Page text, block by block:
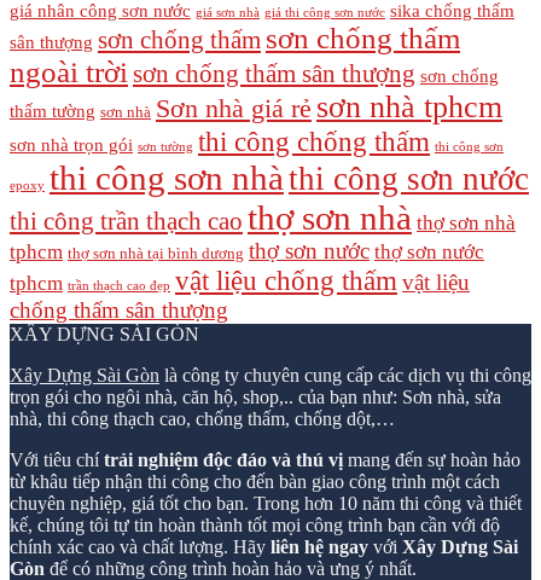
giá nhân công sơn nước giá sơn nhà giá thi công sơn nước sika chống thấm
sân thượng sơn chống thấm sơn chống thấm
ngoài trời sơn chống thấm sân thượng sơn chống
thấm tường sơn nhà Sơn nhà giá rẻ sơn nhà tphcm
sơn nhà trọn gói sơn tường thi công chống thấm thi công sơn
epoxy thi công sơn nhà thi công sơn nước
thi công trần thạch cao thợ sơn nhà thợ sơn nhà
tphcm thợ sơn nhà tại bình dương thợ sơn nước thợ sơn nước
tphcm trần thạch cao đẹp vật liệu chống thấm vật liệu
chống thấm sân thượng
XÂY DỰNG SÀI GÒN
Xây Dựng Sài Gòn là công ty chuyên cung cấp các dịch vụ thi công
trọn gói cho ngôi nhà, căn hộ, shop,.. của bạn như: Sơn nhà, sửa
nhà, thi công thạch cao, chống thấm, chống dột,…
Với tiêu chítrải nghiệm độc đáo và thú vị mang đến sự hoàn hảo
từ khâu tiếp nhận thi công cho đến bàn giao công trình một cách
chuyên nghiệp, giá tốt cho bạn. Trong hơn 10 năm thi công và thiết
kế, chúng tôi tự tin hoàn thành tốt mọi công trình bạn cần với độ
chính xác cao và chất lượng. Hãy liên hệ ngay với Xây Dựng Sài
Gòn để có những công trình hoàn hảo và ưng ý nhất.